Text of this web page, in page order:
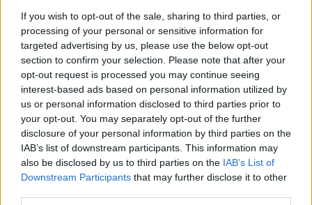
If you wish to opt-out of the sale, sharing to third parties, or
processing of your personal or sensitive information for
targeted advertising by us, please use the below opt-out
section to confirm your selection. Please note that after your
opt-out request is processed you may continue seeing
interest-based ads based on personal information utilized by
us or personal information disclosed to third parties prior to
your opt-out. You may separately opt-out of the further
disclosure of your personal information by third parties on the
IAB’s list of downstream participants. This information may
also be disclosed by us to third parties on the IAB’s List of
Downstream Participants that may further disclose it to other
SOUVISEJÍCÍ ČLÁNKY
VÍCE OD AUTORA
Zpravodajství
Většina koupališť na Příbramsku nabízí
výborné podmínky. Horší voda je jen na
Živohošti
Zpravodajství
Příbram modernizuje parkovací automaty.
Přibudou i tři nové poblíž Svaté Hory